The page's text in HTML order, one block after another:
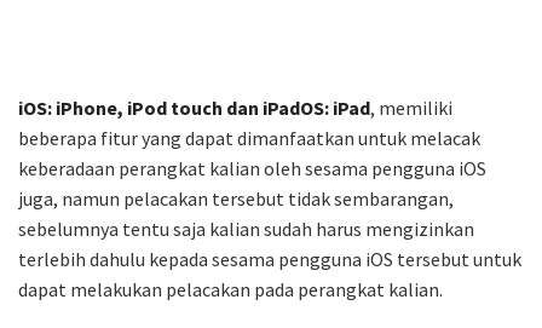
iOS: iPhone, iPod touch dan iPadOS: iPad, memiliki
beberapa fitur yang dapat dimanfaatkan untuk melacak
keberadaan perangkat kalian oleh sesama pengguna iOS
juga, namun pelacakan tersebut tidak sembarangan,
sebelumnya tentu saja kalian sudah harus mengizinkan
terlebih dahulu kepada sesama pengguna iOS tersebut untuk
dapat melakukan pelacakan pada perangkat kalian.